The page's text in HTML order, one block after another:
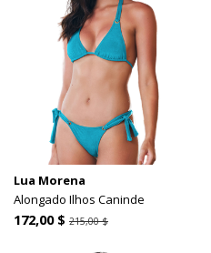
Lua Morena
Alongado Ilhos Caninde
172,00 $ 215,00 $